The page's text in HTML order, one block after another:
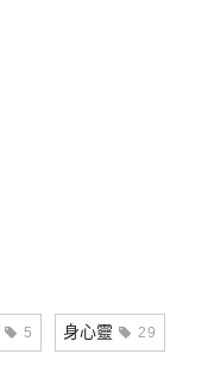
5 身心靈 29